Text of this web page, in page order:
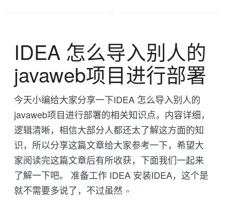
IDEA 怎么导入别人的
javaweb项目进行部署
今天小编给大家分享一下IDEA 怎么导入别人的
javaweb项目进行部署的相关知识点，内容详细，
逻辑清晰，相信大部分人都还太了解这方面的知
识，所以分享这篇文章给大家参考一下，希望大
家阅读完这篇文章后有所收获，下面我们一起来
了解一下吧。 准备工作 IDEA 安装IDEA，这个是
就不需要多说了，不过虽然 »